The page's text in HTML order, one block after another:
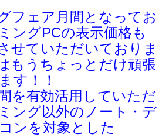
フェア月間となってお
ングPCの表示価格も
せていただいておりま
もうちょっとだけ頑張
す！！
を有効活用していただ
ング以外のノート・デ
ンを対象とした